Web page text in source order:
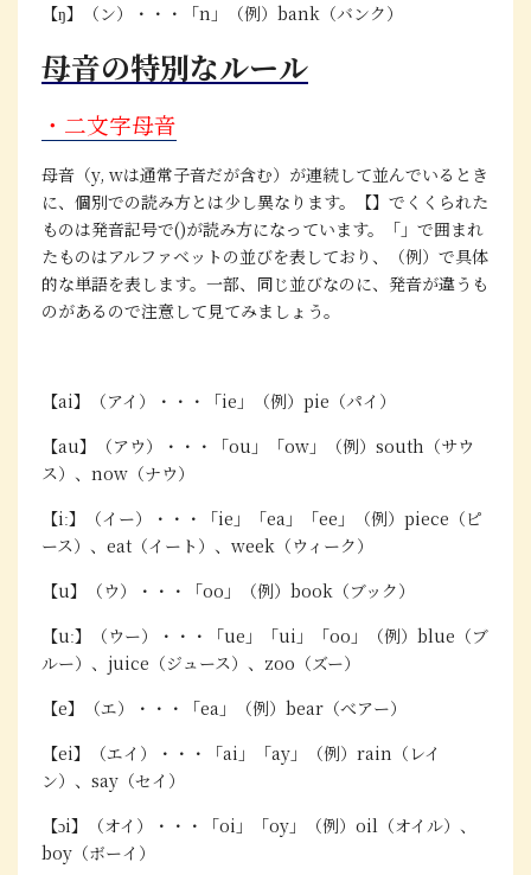
【ŋ】（ン）・・・「n」（例）bank（バンク）
母音の特別なルール
・二文字母音
母音（y, wは通常子音だが含む）が連続して並んでいるとき
に、個別での読み方とは少し異なります。【】でくくられた
ものは発音記号で()が読み方になっています。「」で囲まれ
たものはアルファベットの並びを表しており、（例）で具体
的な単語を表します。一部、同じ並びなのに、発音が違うも
のがあるので注意して見てみましょう。
【ai】（アイ）・・・「ie」（例）pie（パイ）
【au】（アウ）・・・「ou」「ow」（例）south（サウ
ス）、now（ナウ）
【iː】（イー）・・・「ie」「ea」「ee」（例）piece（ピ
ース）、eat（イート）、week（ウィーク）
【u】（ウ）・・・「oo」（例）book（ブック）
【uː】（ウー）・・・「ue」「ui」「oo」（例）blue（ブ
ルー）、juice（ジュース）、zoo（ズー）
【e】（エ）・・・「ea」（例）bear（べアー）
【ei】（エイ）・・・「ai」「ay」（例）rain（レイ
ン）、say（セイ）
【ɔi】（オイ）・・・「oi」「oy」（例）oil（オイル）、
boy（ボーイ）